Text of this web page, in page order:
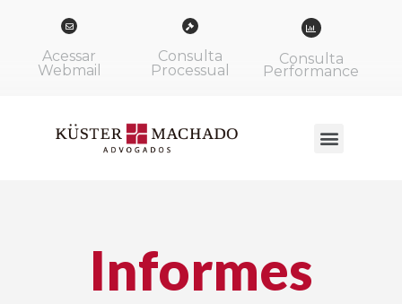
Acessar
Webmail
Consulta
Processual
Consulta
Performance
Informes